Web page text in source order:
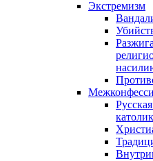
Экстремизм